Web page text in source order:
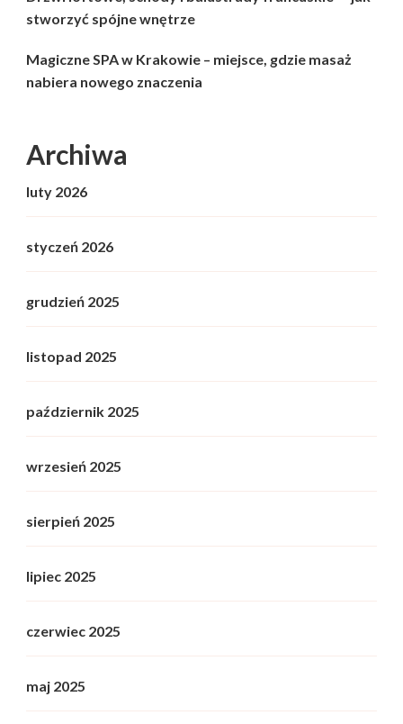
stworzyć spójne wnętrze
Magiczne SPA w Krakowie – miejsce, gdzie masaż
nabiera nowego znaczenia
Archiwa
luty 2026
styczeń 2026
grudzień 2025
listopad 2025
październik 2025
wrzesień 2025
sierpień 2025
lipiec 2025
czerwiec 2025
maj 2025